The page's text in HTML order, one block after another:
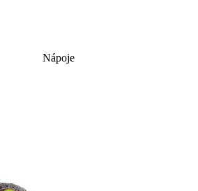
Nápoje